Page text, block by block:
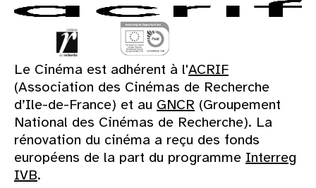
Le Cinéma est adhérent à l'ACRIF
(Association des Cinémas de Recherche
d’Ile-de-France) et au GNCR (Groupement
National des Cinémas de Recherche). La
rénovation du cinéma a reçu des fonds
européens de la part du programme Interreg
IVB.